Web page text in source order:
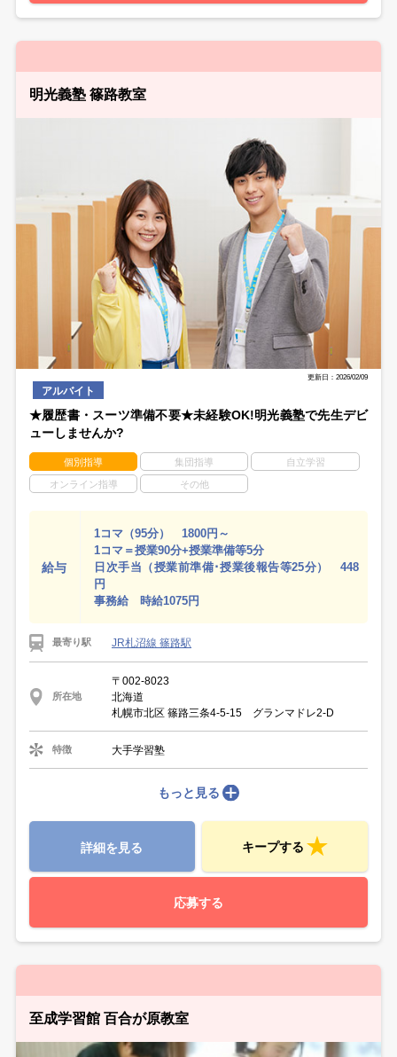
明光義塾 篠路教室
更新日：2026/02/09
アルバイト
★履歴書・スーツ準備不要★未経験OK!明光義塾で先生デビ
ューしませんか?
個別指導 集団指導 自立学習
オンライン指導 その他
給与
1コマ（95分） 1800円～
1コマ＝授業90分+授業準備等5分
日次手当（授業前準備･授業後報告等25分） 448
円
事務給 時給1075円
最寄り駅 JR札沼線 篠路駅
所在地
〒002-8023
北海道
札幌市北区 篠路三条4-5-15 グランマドレ2‐D
特徴 大手学習塾
もっと見る
詳細を見る キープする
応募する
至成学習館 百合が原教室